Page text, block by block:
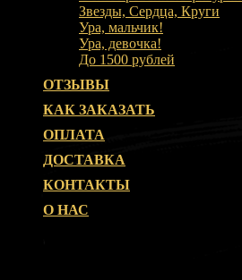
Звезды, Сердца, Круги
Ура, мальчик!
Ура, девочка!
До 1500 рублей
ОТЗЫВЫ
КАК ЗАКАЗАТЬ
ОПЛАТА
ДОСТАВКА
КОНТАКТЫ
О НАС